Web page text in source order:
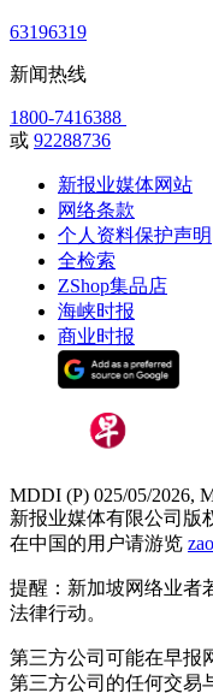
63196319
新闻热线
1800-7416388
或 92288736
新报业媒体网站
网络条款
个人资料保护声明
全检索
ZShop集品店
海峡时报
商业时报
MDDI (P) 025/05/2026,
新报业媒体有限公司版
在中国的用户请游览
提醒：新加坡网络业者
法律行动。
第三方公司可能在早报
第三方公司的任何交易